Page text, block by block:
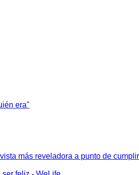
era"
más reveladora a punto de